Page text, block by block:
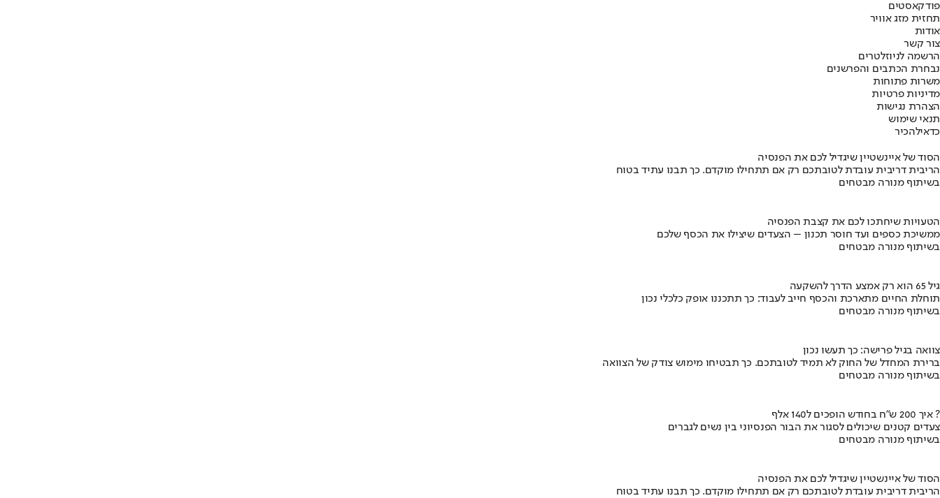
פודקאסטים
תחזית מזג אוויר
אודות
צור קשר
הרשמה לניוזלטרים
נבחרת הכתבים והפרשנים
משרות פתוחות
מדיניות פרטיות
הצהרת נגישות
תנאי שימוש
כדאילהכיר
הסוד של איינשטיין שיגדיל לכם את הפנסיה
הריבית דריבית עובדת לטובתכם רק אם תתחילו מוקדם. כך תבנו עתיד בטוח
בשיתוף מנורה מבטחים
הטעויות שיחתכו לכם את קצבת הפנסיה
ממשיכת כספים ועד חוסר תכנון – הצעדים שיצילו את הכסף שלכם
בשיתוף מנורה מבטחים
גיל 65 הוא רק אמצע הדרך להשקעה
תוחלת החיים מתארכת והכסף חייב לעבוד: כך תתכננו אופק כלכלי נכון
בשיתוף מנורה מבטחים
צוואה בגיל פרישה: כך תעשו נכון
ברירת המחדל של החוק לא תמיד לטובתכם. כך תבטיחו מימוש צודק של הצוואה
בשיתוף מנורה מבטחים
איך 200 ש"ח בחודש הופכים ל140 אלף ?
צעדים קטנים שיכולים לסגור את הבור הפנסיוני בין נשים לגברים
בשיתוף מנורה מבטחים
הסוד של איינשטיין שיגדיל לכם את הפנסיה
הריבית דריבית עובדת לטובתכם רק אם תתחילו מוקדם. כך תבנו עתיד בטוח